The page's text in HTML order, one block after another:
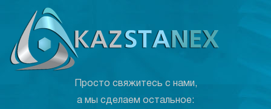
Просто свяжитесь с нами,
а мы сделаем остальное: